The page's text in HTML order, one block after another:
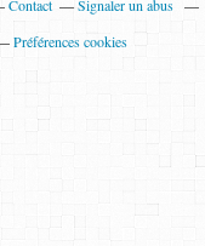
Contact
Signaler un abus
Préférences cookies